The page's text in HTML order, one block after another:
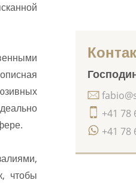
чтобы
+41 78
+41 78